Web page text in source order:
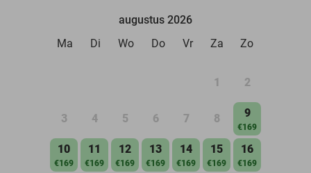
augustus 2026
Ma
Di Wo Do Vr Za Zo
1 2
3 4 5 6 7 8 9
€169
10
€169
11
€169
12
€169
13
€169
14
€169
15
€169
16
€169